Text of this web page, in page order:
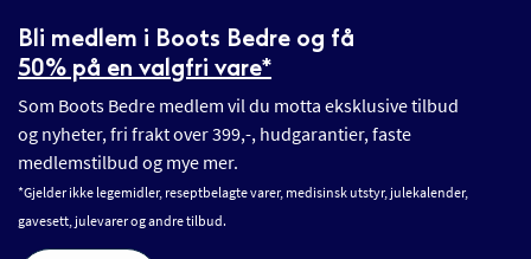
Bli medlem i Boots Bedre og få
50% på en valgfri vare*
Som Boots Bedre medlem vil du motta eksklusive tilbud
og nyheter, fri frakt over 399,-, hudgarantier, faste
medlemstilbud og mye mer.
*Gjelder ikke legemidler, reseptbelagte varer, medisinsk utstyr, julekalender,
gavesett, julevarer og andre tilbud.